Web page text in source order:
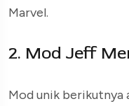
Marvel.
2. Mod Jeff
Mod unik berikutnya